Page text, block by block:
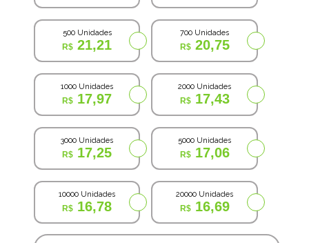
500 Unidades
21,21
700 Unidades
20,75
1000 Unidades
17,97
2000 Unidades
17,43
3000 Unidades
17,25
5000 Unidades
17,06
10000 Unidades
16,78
20000 Unidades
16,69